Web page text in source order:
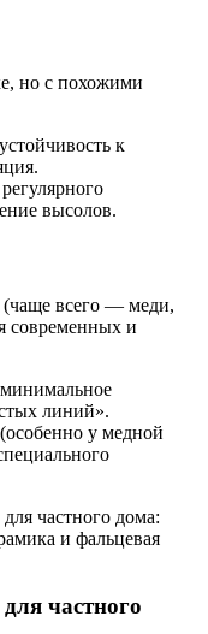
но с похожими
к
высолов.
(чаще всего — меди,
современных и
линий».
у медной
частного